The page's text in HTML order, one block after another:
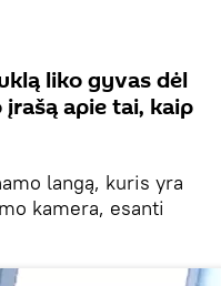
liko gyvas dėl
apie tai, kaip
langą, kuris yra
kamera, esanti